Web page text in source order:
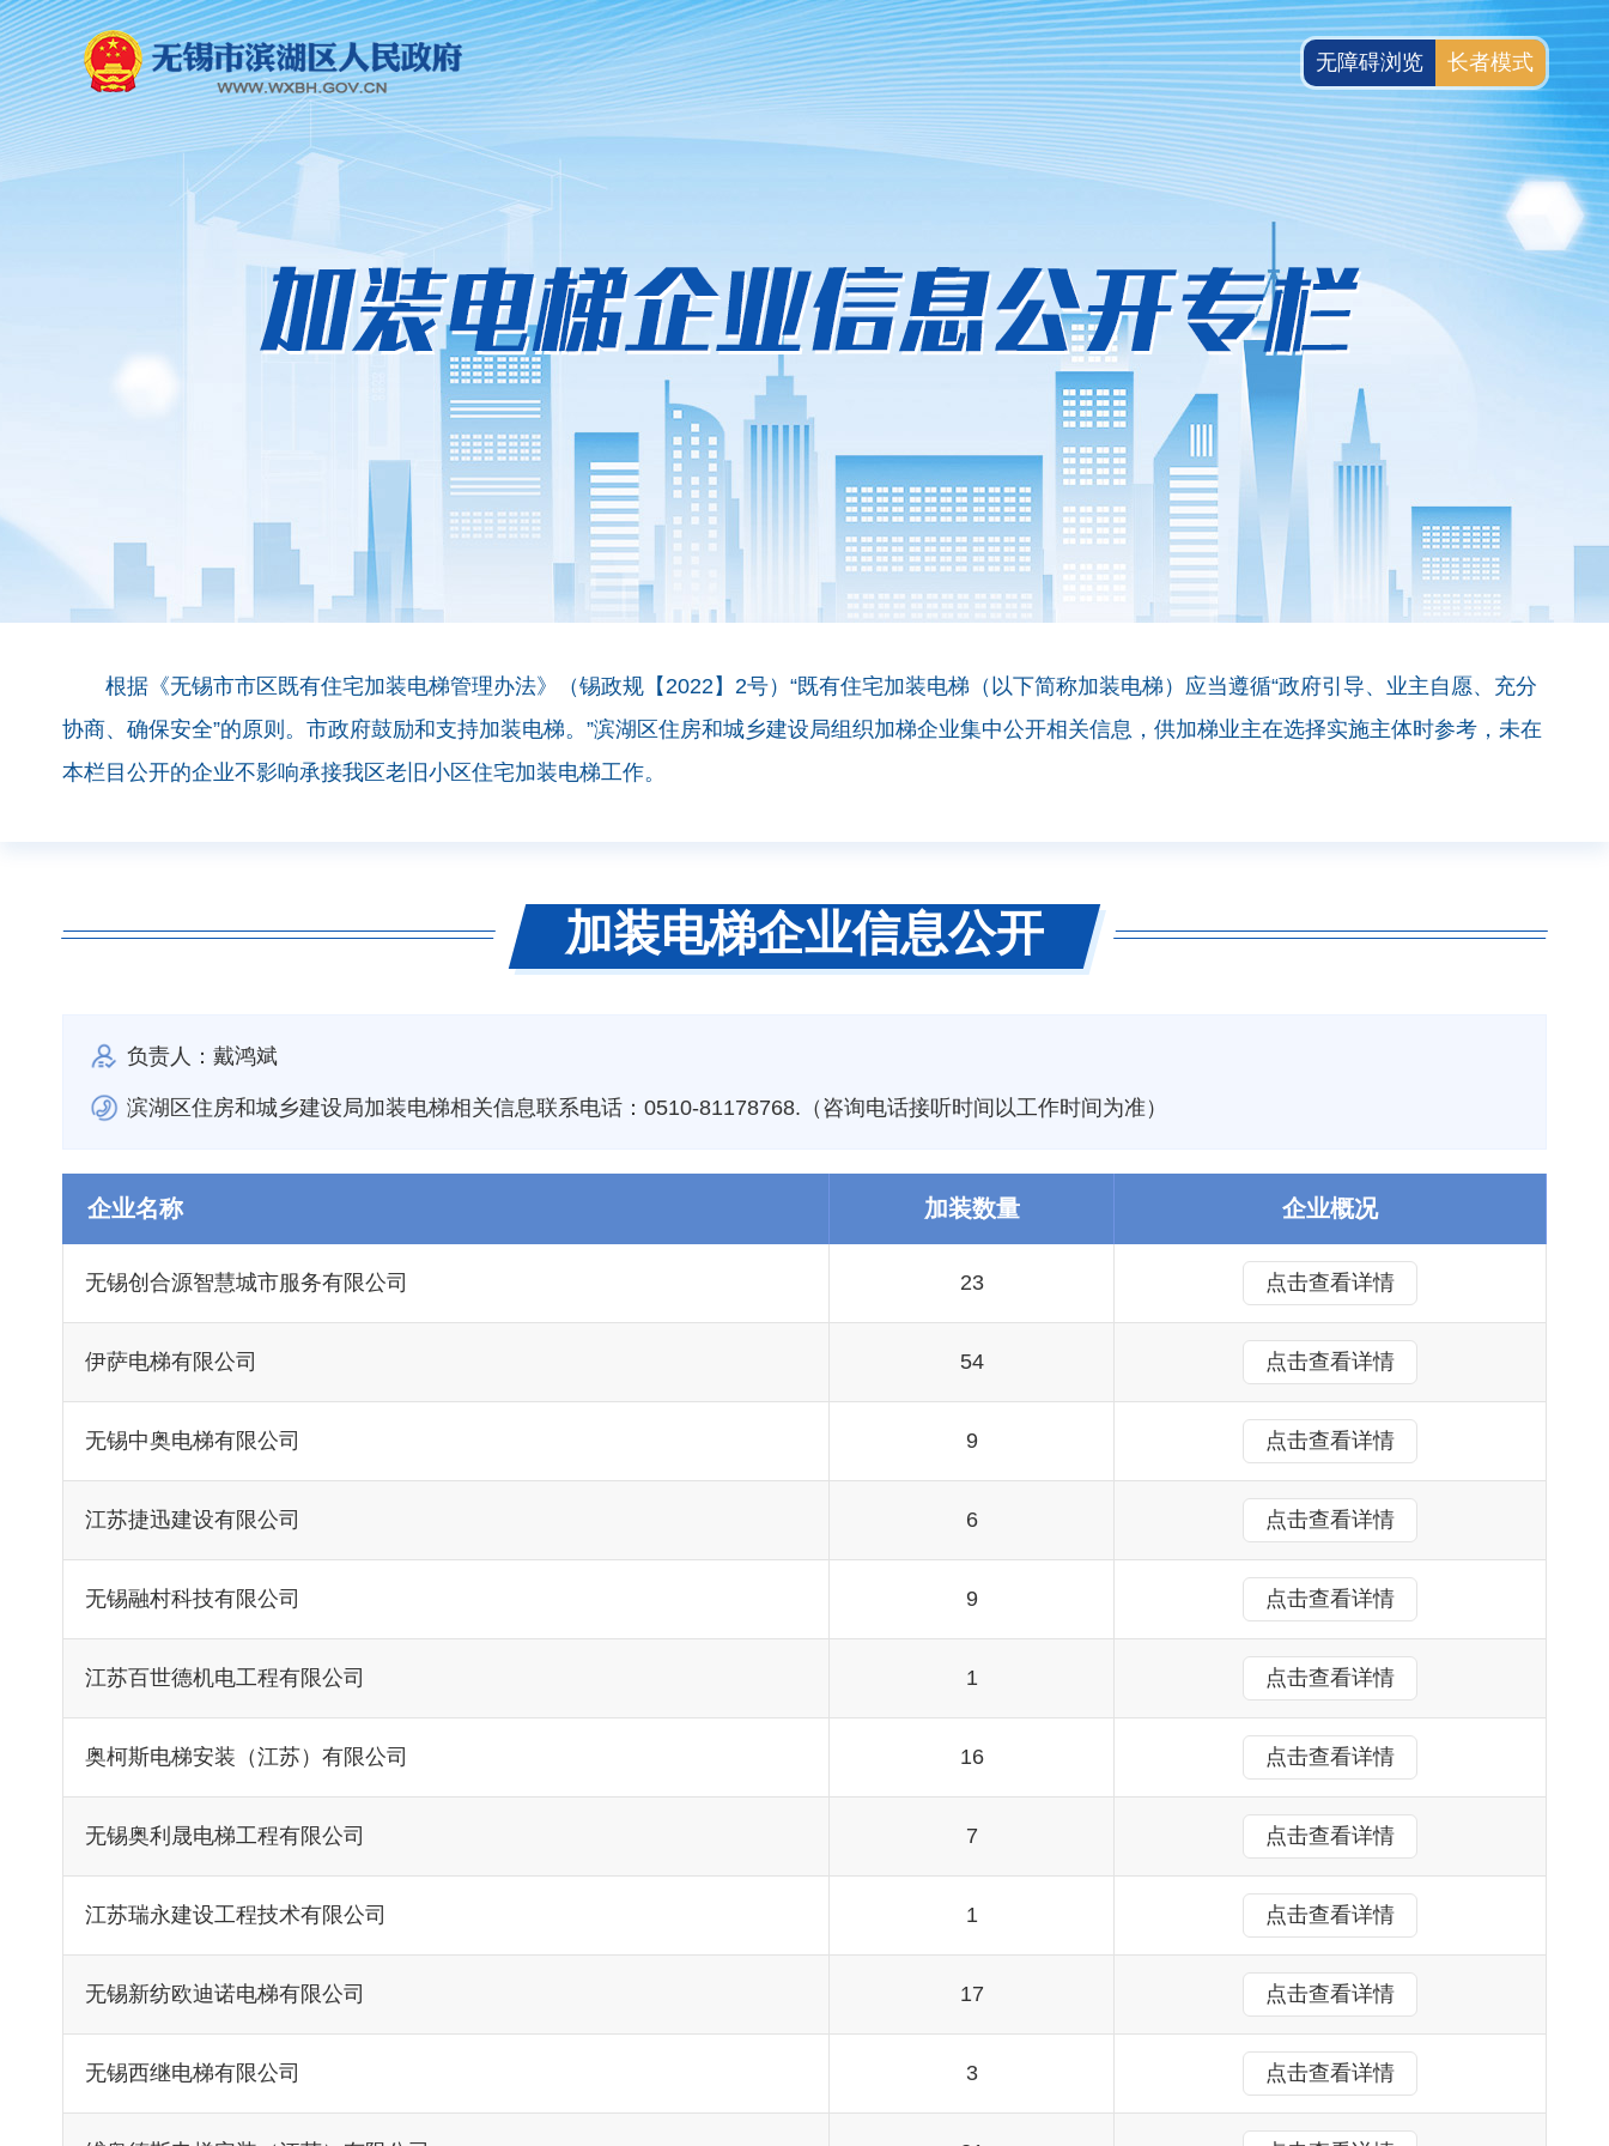
无障碍浏览 长者模式
根据《无锡市市区既有住宅加装电梯管理办法》（锡政规【2022】2号）“既有住宅加装电梯（以下简称加装电梯）应当遵循“政府引导、业主自愿、充分
协商、确保安全”的原则。市政府鼓励和支持加装电梯。”滨湖区住房和城乡建设局组织加梯企业集中公开相关信息，供加梯业主在选择实施主体时参考，未在
本栏目公开的企业不影响承接我区老旧小区住宅加装电梯工作。
加装电梯企业信息公开
负责人：戴鸿斌
滨湖区住房和城乡建设局加装电梯相关信息联系电话：0510-81178768.（咨询电话接听时间以工作时间为准）
企业名称 加装数量 企业概况
无锡创合源智慧城市服务有限公司 23 点击查看详情
伊萨电梯有限公司 54 点击查看详情
无锡中奥电梯有限公司 9 点击查看详情
江苏捷迅建设有限公司 6 点击查看详情
无锡融村科技有限公司 9 点击查看详情
江苏百世德机电工程有限公司 1 点击查看详情
奥柯斯电梯安装（江苏）有限公司 16 点击查看详情
无锡奥利晟电梯工程有限公司 7 点击查看详情
江苏瑞永建设工程技术有限公司 1 点击查看详情
无锡新纺欧迪诺电梯有限公司 17 点击查看详情
无锡西继电梯有限公司 3 点击查看详情